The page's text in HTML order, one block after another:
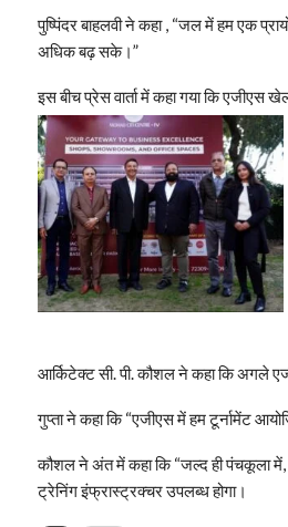
पुष्पिंदर बाहलवी ने कहा , “जल में हम एक
अधिक बढ़ सके।”
इस बीच प्रेस वार्ता में कहा गया कि एजीएस
आर्किटेक्ट सी. पी. कौशल ने कहा कि अगले
गुप्ता ने कहा कि “एजीएस में हम टूर्नामेंट
कौशल ने अंत में कहा कि “जल्द ही पंचकूला
ट्रेनिंग इंफ्रास्ट्रक्चर उपलब्ध होगा।